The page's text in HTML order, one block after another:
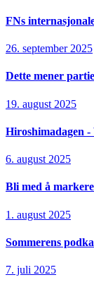
FNs
26. september 2025
Dette mener
19. august 2025
Hiroshimadagen
6. august 2025
Bli med å
1. august 2025
Sommerens
7. juli 2025